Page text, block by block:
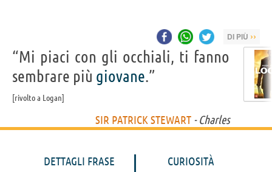
DI PIÙ ››
“Mi piaci con gli occhiali, ti fanno
sembrare più giovane.”
rivolto a Logan
SIR PATRICK STEWART - Charles
DETTAGLI FRASE CURIOSITÀ